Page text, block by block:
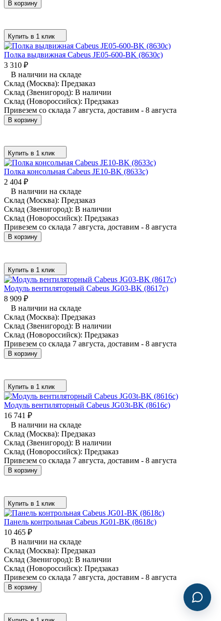
В корзину
Купить в 1 клик
Полка выдвижная Cabeus JE05-600-BK (8630c)
3 310 ₽
В наличии на складе
Склад (Москва): Предзаказ
Склад (Звенигород): В наличии
Склад (Новороссийск): Предзаказ
Привезем со склада 7 августа, доставим - 8 августа
В корзину
Купить в 1 клик
Полка консольная Cabeus JE10-BK (8633c)
2 404 ₽
В наличии на складе
Склад (Москва): Предзаказ
Склад (Звенигород): В наличии
Склад (Новороссийск): Предзаказ
Привезем со склада 7 августа, доставим - 8 августа
В корзину
Купить в 1 клик
Модуль вентиляторный Cabeus JG03-BK (8617c)
8 909 ₽
В наличии на складе
Склад (Москва): Предзаказ
Склад (Звенигород): В наличии
Склад (Новороссийск): Предзаказ
Привезем со склада 7 августа, доставим - 8 августа
В корзину
Купить в 1 клик
Модуль вентиляторный Cabeus JG03t-BK (8616c)
16 741 ₽
В наличии на складе
Склад (Москва): Предзаказ
Склад (Звенигород): В наличии
Склад (Новороссийск): Предзаказ
Привезем со склада 7 августа, доставим - 8 августа
В корзину
Купить в 1 клик
Панель контрольная Cabeus JG01-BK (8618c)
10 465 ₽
В наличии на складе
Склад (Москва): Предзаказ
Склад (Звенигород): В наличии
Склад (Новороссийск): Предзаказ
Привезем со склада 7 августа, доставим - 8 августа
В корзину